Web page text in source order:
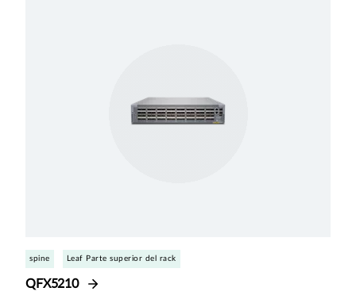
spine Leaf Parte superior del rack
QFX5210